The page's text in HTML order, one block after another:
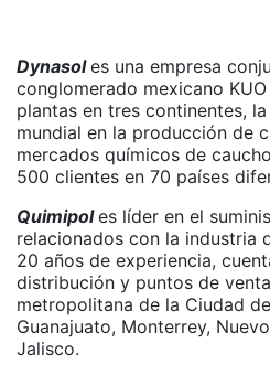
Dynasoles una empresa
conglomerado mexicano
plantas en tres continentes,
mundial en la producción de
mercados químicos de
500 clientes en 70 países
Quimipoles líder en el
relacionados con la industria
20 años de experiencia,
distribución y puntos de
metropolitana de la Ciudad
Guanajuato, Monterrey,
Jalisco.